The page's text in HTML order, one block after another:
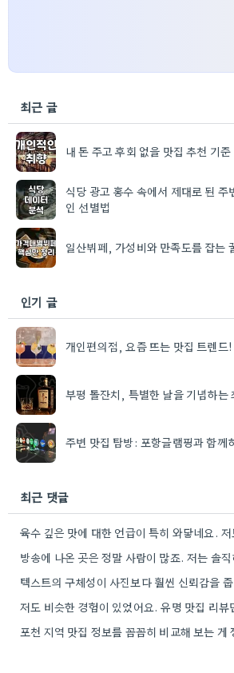
최근 글
내 돈 주고 후회 없을 맛집 추천 기준
식당 광고 홍수 속에서 제대로 된 주
인 선별법
일산뷔페, 가성비와 만족도를 잡는
인기 글
개인편의점, 요즘 뜨는 맛집 트렌드!
부평 돌잔치, 특별한 날을 기념하는
주변 맛집 탐방: 포항글램핑과 함께
최근 댓글